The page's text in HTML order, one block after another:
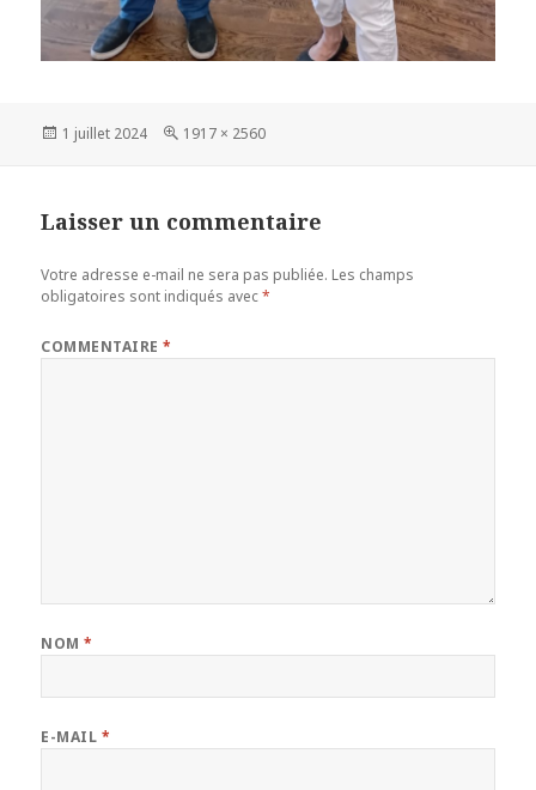
Publié
1 juillet 2024
Taille
1917 × 2560
Laisser un commentaire
Votre adresse e-mail ne sera pas publiée. Les champs
obligatoires sont indiqués avec*
COMMENTAIRE*
NOM*
E-MAIL *